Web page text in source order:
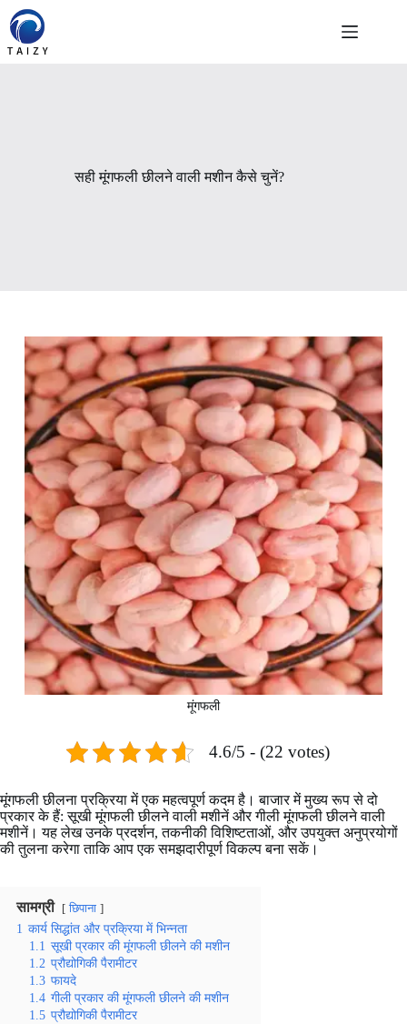
Skip
content
सही मूंगफली छीलने वाली मशीन कैसे चुनें?
मूंगफली
4.6/5 - (22 votes)
मूंगफली छीलना प्रक्रिया में एक महत्वपूर्ण कदम है। बाजार में मुख्य रूप से दो
प्रकार के हैं: सूखी मूंगफली छीलने वाली मशीनें और गीली मूंगफली छीलने वाली
मशीनें। यह लेख उनके प्रदर्शन, तकनीकी विशिष्टताओं, और उपयुक्त अनुप्रयोगों
की तुलना करेगा ताकि आप एक समझदारीपूर्ण विकल्प बना सकें।
सामग्री छिपाना
1 कार्य सिद्धांत और प्रक्रिया में भिन्नता
1.1 सूखी प्रकार की मूंगफली छीलने की मशीन
1.2 प्रौद्योगिकी पैरामीटर
1.3 फायदे
1.4 गीली प्रकार की मूंगफली छीलने की मशीन
1.5 प्रौद्योगिकी पैरामीटर